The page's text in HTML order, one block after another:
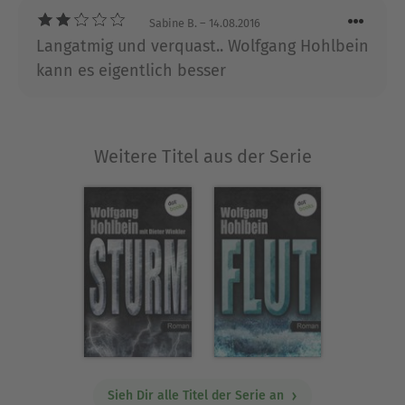
Über Wolfgang Hohlbein
Wolfgang Hohlbein, am 15. August 1953 in Weimar
geboren, ist der erfolgreichste deutsche
seiner Frau Heike und seinen Kindern in der
Katzen, Hunde und anderer Haustiere.
Ausblenden
Sabine B. – 14.08.2016
Langatmig und verquast.. Wolfgang Hohlbein
kann es eigentlich besser
Weitere Titel aus der Serie
Sieh Dir alle Titel der Serie an